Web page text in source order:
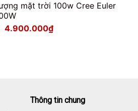
là:
2.125.000₫.
tại
1.700.000₫.
mặt trời 100w Cree Euler
Giá
4.900.000₫Giá
Thông tin chung